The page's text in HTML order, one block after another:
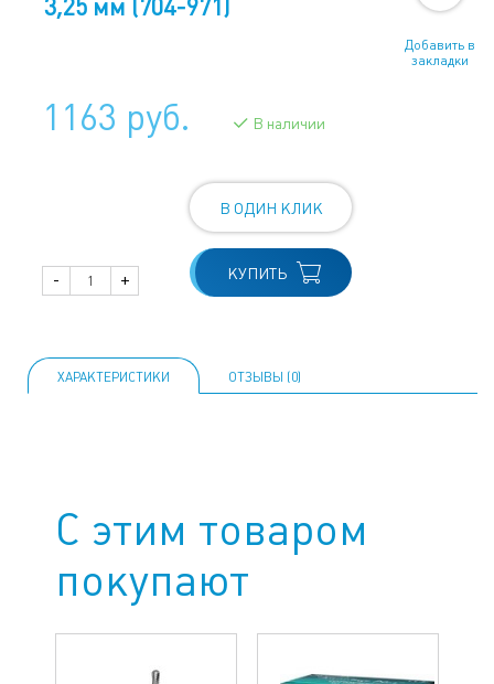
3,25 мм (704-971)
Добавить в
закладки
1163 руб. В наличии
- +
В ОДИН КЛИК
КУПИТЬ
ХАРАКТЕРИСТИКИ ОТЗЫВЫ (0)
С этим товаром
покупают